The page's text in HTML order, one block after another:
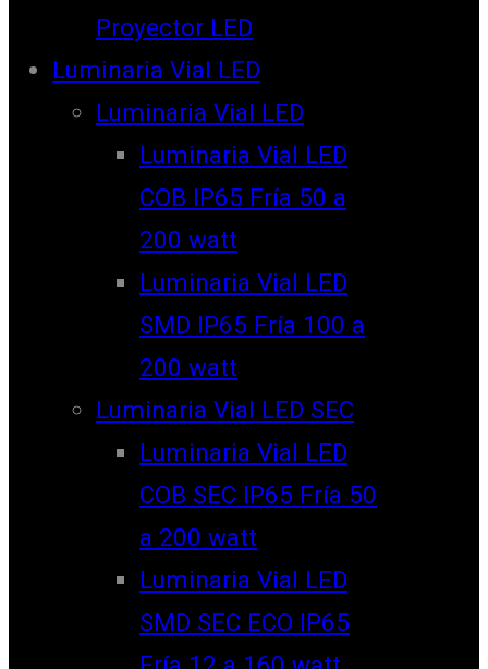
Proyector LED
Luminaria Vial LED
Luminaria Vial LED
Luminaria Vial LED
COB IP65 Fría 50 a
200 watt
Luminaria Vial LED
SMD IP65 Fría 100 a
200 watt
Luminaria Vial LED SEC
Luminaria Vial LED
COB SEC IP65 Fría 50
a 200 watt
Luminaria Vial LED
SMD SEC ECO IP65